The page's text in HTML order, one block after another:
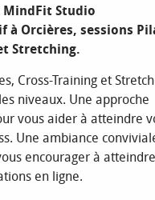
MindFit Studio
à Orcières, sessions
Stretching.
Cross-Training et
niveaux. Une approche
vous aider à atteindre
Une ambiance
encourager à
en ligne.